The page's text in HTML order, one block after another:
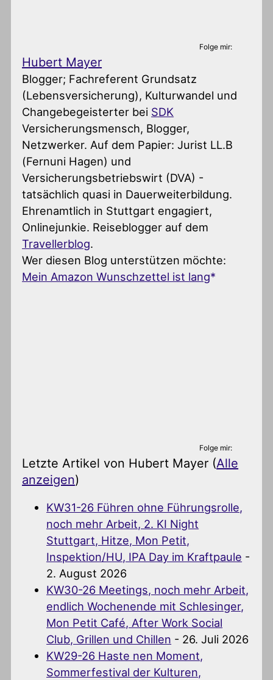
Folge mir:
Hubert Mayer
Blogger; Fachreferent Grundsatz
(Lebensversicherung), Kulturwandel und
Changebegeisterter bei SDK
Versicherungsmensch, Blogger,
Netzwerker. Auf dem Papier: Jurist LL.B
(Fernuni Hagen) und
Versicherungsbetriebswirt (DVA) -
tatsächlich quasi in Dauerweiterbildung.
Ehrenamtlich in Stuttgart engagiert,
Onlinejunkie. Reiseblogger auf dem
Travellerblog.
Wer diesen Blog unterstützen möchte:
Mein Amazon Wunschzettel ist lang
Folge mir:
Letzte Artikel von Hubert Mayer (Alle
anzeigen)
KW31-26 Führen ohne Führungsrolle,
noch mehr Arbeit, 2. KI Night
Stuttgart, Hitze, Mon Petit,
Inspektion/HU, IPA Day im Kraftpaule -
2. August 2026
KW30-26 Meetings, noch mehr Arbeit,
endlich Wochenende mit Schlesinger,
Mon Petit Café, After Work Social
Club, Grillen und Chillen - 26. Juli 2026
KW29-26 Haste nen Moment,
Sommerfestival der Kulturen,